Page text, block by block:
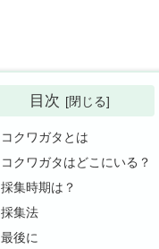
目次
コクワガタとは
コクワガタはどこにいる？
採集時期は？
採集法
最後に